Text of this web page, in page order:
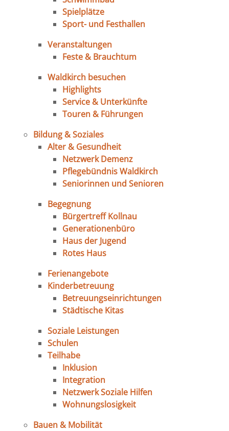
Spielplätze
Sport- und Festhallen
Veranstaltungen
Feste & Brauchtum
Waldkirch besuchen
Highlights
Service & Unterkünfte
Touren & Führungen
Bildung & Soziales
Alter & Gesundheit
Netzwerk Demenz
Pflegebündnis Waldkirch
Seniorinnen und Senioren
Begegnung
Bürgertreff Kollnau
Generationenbüro
Haus der Jugend
Rotes Haus
Ferienangebote
Kinderbetreuung
Betreuungseinrichtungen
Städtische Kitas
Soziale Leistungen
Schulen
Teilhabe
Inklusion
Integration
Netzwerk Soziale Hilfen
Wohnungslosigkeit
Bauen & Mobilität